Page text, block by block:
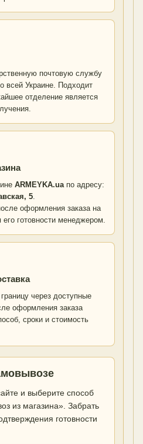
почтовую службу
всей Украине. Подходит
отделение является
ARMEYKA.ua по адресу:
5
оформления заказа на
готовности менеджером.
через доступные
оформления заказа
сроки и стоимость
и выберите способ
из магазина». Забрать
готовности